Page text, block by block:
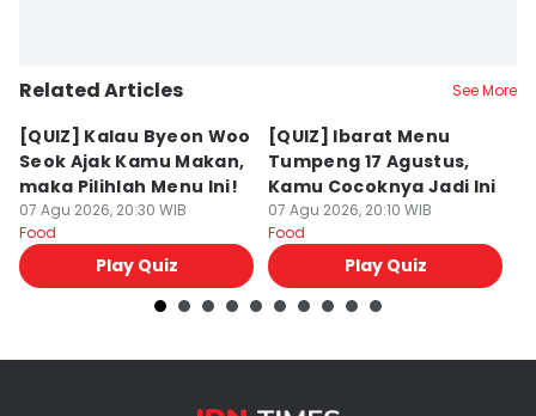
Related Articles See More
[QUIZ] Kalau Byeon Woo
Seok Ajak Kamu Makan,
maka Pilihlah Menu Ini!
07 Agu 2026, 20:30 WIB
Food
Play Quiz
[QUIZ] Ibarat Menu
Tumpeng 17 Agustus,
Kamu Cocoknya Jadi Ini
07 Agu 2026, 20:10 WIB
Food
Play Quiz